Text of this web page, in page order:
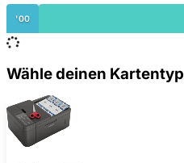
'00
Wähle deinen Kartentyp